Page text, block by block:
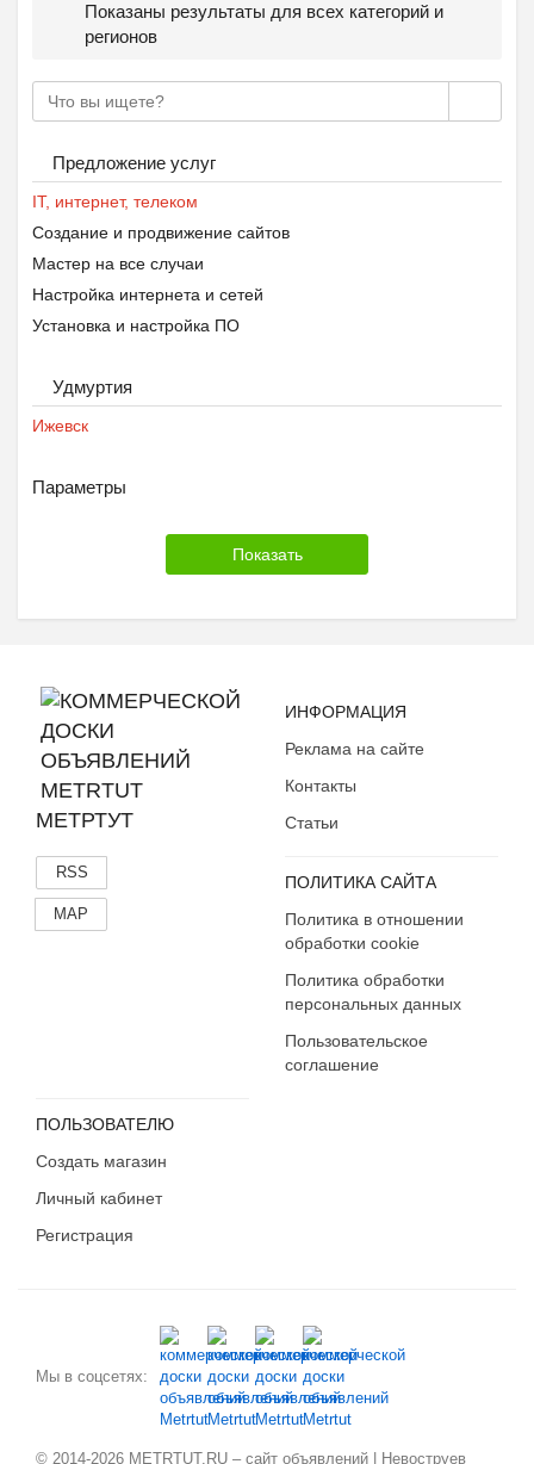
Показаны результаты для всех категорий и
регионов
Предложение услуг
IT, интернет, телеком
Создание и продвижение сайтов
Мастер на все случаи
Настройка интернета и сетей
Установка и настройка ПО
Удмуртия
Ижевск
Параметры
МЕТРТУТ
RSS
MAP
ИНФОРМАЦИЯ
Реклама на сайте
Контакты
Статьи
ПОЛИТИКА САЙТА
Политика в отношении
обработки cookie
Политика обработки
персональных данных
Пользовательское
соглашение
ПОЛЬЗОВАТЕЛЮ
Создать магазин
Личный кабинет
Регистрация
Мы в соцсетях:
© 2014-2026 METRTUT.RU – сайт объявлений | Невоструев